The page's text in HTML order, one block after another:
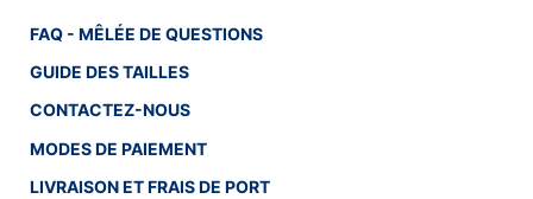
FAQ - MÊLÉE DE QUESTIONS
GUIDE DES TAILLES
CONTACTEZ-NOUS
MODES DE PAIEMENT
LIVRAISON ET FRAIS DE PORT